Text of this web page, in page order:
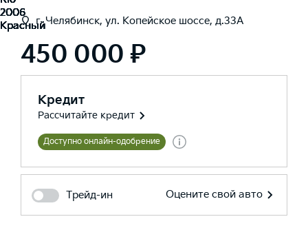
г. Челябинск, ул. Копейское шоссе, д.33А
450 000 ₽
Кредит
Рассчитайте кредит
Доступно онлайн-одобрение
Трейд-ин Оцените свой авто